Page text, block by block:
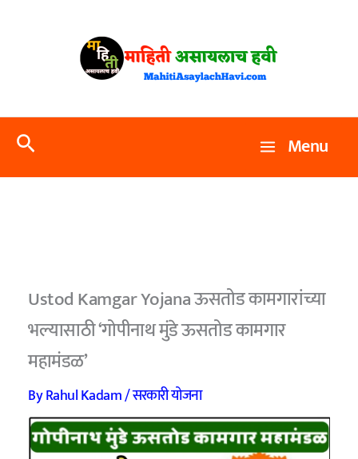
Search Menu
Ustod Kamgar Yojana ऊसतोड कामगारांच्या
भल्यासाठी ‘गोपीनाथ मुंडे ऊसतोड कामगार
महामंडळ’
ByRahul Kadam/सरकारी योजना